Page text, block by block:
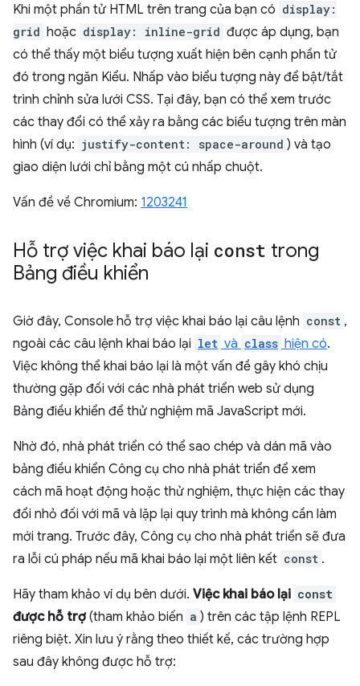
Khi một phần tử HTML trên trang của bạn có display:
grid hoặc display: inline-grid được áp dụng, bạn
có thể thấy một biểu tượng xuất hiện bên cạnh phần tử
đó trong ngăn Kiểu. Nhấp vào biểu tượng này để bật/tắt
trình chỉnh sửa lưới CSS. Tại đây, bạn có thể xem trước
các thay đổi có thể xảy ra bằng các biểu tượng trên màn
hình (ví dụ: justify-content: space-around ) và tạo
giao diện lưới chỉ bằng một cú nhấp chuột.
Vấn đề về Chromium: 1203241
Hỗ trợ việc khai báo lại const trong
Bảng điều khiển
Giờ đây, Console hỗ trợ việc khai báo lại câu lệnh const ,
ngoài các câu lệnh khai báo lại let và class hiện có.
Việc không thể khai báo lại là một vấn đề gây khó chịu
thường gặp đối với các nhà phát triển web sử dụng
Bảng điều khiển để thử nghiệm mã JavaScript mới.
Nhờ đó, nhà phát triển có thể sao chép và dán mã vào
bảng điều khiển Công cụ cho nhà phát triển để xem
cách mã hoạt động hoặc thử nghiệm, thực hiện các thay
đổi nhỏ đối với mã và lặp lại quy trình mà không cần làm
mới trang. Trước đây, Công cụ cho nhà phát triển sẽ đưa
ra lỗi cú pháp nếu mã khai báo lại một liên kết const .
Hãy tham khảo ví dụ bên dưới. Việc khai báo lại const
được hỗ trợ (tham khảo biến a ) trên các tập lệnh REPL
riêng biệt. Xin lưu ý rằng theo thiết kế, các trường hợp
sau đây không được hỗ trợ: